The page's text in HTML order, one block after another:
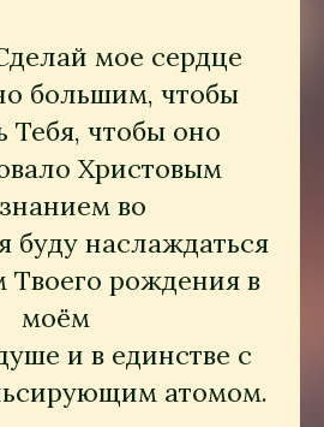
мое сердце
большим, чтобы
Тебя, чтобы оно
Христовым
во
буду наслаждаться
Твоего рождения в
моём
и в единстве с
атомом.